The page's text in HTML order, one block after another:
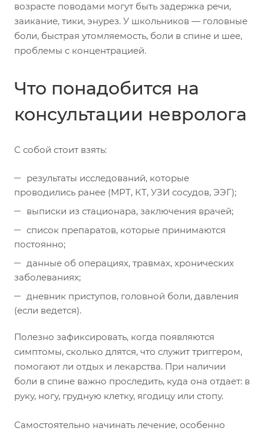
возрасте поводами могут быть задержка речи,
заикание, тики, энурез. У школьников — головные
боли, быстрая утомляемость, боли в спине и шее,
проблемы с концентрацией.
Что понадобится на
консультации невролога
С собой стоит взять:
результаты исследований, которые
проводились ранее (МРТ, КТ, УЗИ сосудов, ЭЭГ);
выписки из стационара, заключения врачей;
список препаратов, которые принимаются
постоянно;
данные об операциях, травмах, хронических
заболеваниях;
дневник приступов, головной боли, давления
(если ведется).
Полезно зафиксировать, когда появляются
симптомы, сколько длятся, что служит триггером,
помогают ли отдых и лекарства. При наличии
боли в спине важно проследить, куда она отдает: в
руку, ногу, грудную клетку, ягодицу или стопу.
Самостоятельно начинать лечение, особенно